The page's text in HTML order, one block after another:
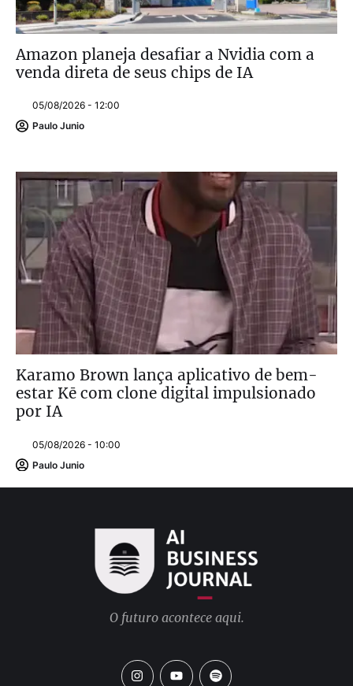
Amazon planeja desafiar a Nvidia com a
venda direta de seus chips de IA
05/08/2026 - 12:00
Paulo Junio
Karamo Brown lança aplicativo de bem-
estar Kē com clone digital impulsionado
por IA
05/08/2026 - 10:00
Paulo Junio
O futuro acontece aqui.